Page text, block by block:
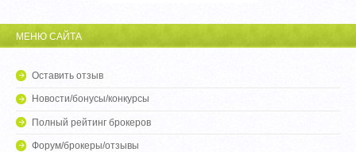
МЕНЮ САЙТА
Оставить отзыв
Новости/бонусы/конкурсы
Полный рейтинг брокеров
Форум/брокеры/отзывы